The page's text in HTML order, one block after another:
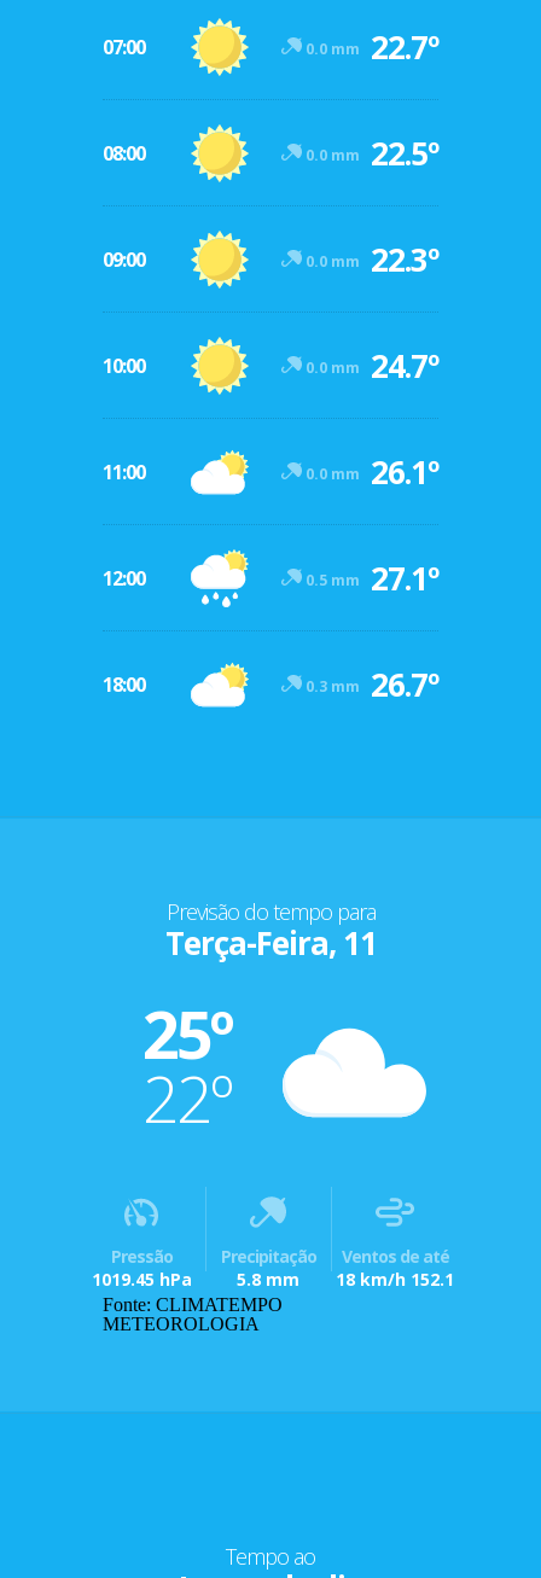
07:00 0.0 mm 22.7º
08:00 0.0 mm 22.5º
09:00 0.0 mm 22.3º
10:00 0.0 mm 24.7º
11:00 0.0 mm 26.1º
12:00 0.5 mm 27.1º
18:00 0.3 mm 26.7º
Previsão do tempo para
Terça-Feira, 11
25º
22º
Pressão
1019.45 hPa
Precipitação
5.8 mm
Ventos de até
18 km/h 152.1
Fonte: CLIMATEMPO
METEOROLOGIA
Tempo ao